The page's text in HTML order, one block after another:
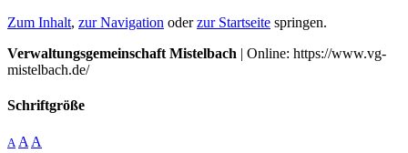
Zum Inhalt, zur Navigation oderzur Startseite springen.
Verwaltungsgemeinschaft Mistelbach | Online: https://www.vg-
mistelbach.de/
Schriftgröße
A A A